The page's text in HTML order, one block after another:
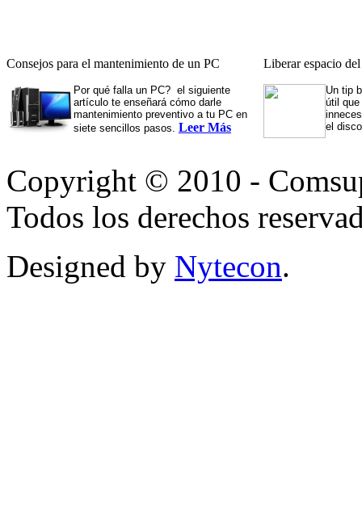
Consejos para el mantenimiento de un PC
Por qué falla un PC? el siguiente
artículo te enseñará cómo darle
mantenimiento preventivo a tu PC en
siete sencillos pasos. Leer Más
Liberar espacio
Un tip
útil
el
Copyright © 2010 -
Todos los derechos
Designed by Nytecon.